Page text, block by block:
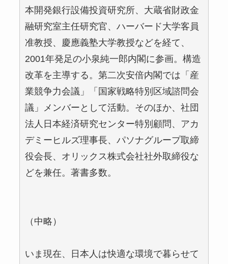
本開発銀行設備投資研究所、大蔵省財政金
融研究室主任研究官、ハーバード大学客員
准教授、慶應義塾大学教授などを経て、
2001年発足の小泉純一郎内閣に参画。構造
改革を主導する。第二次安倍内閣では「産
業競争力会議」「国家戦略特別区域諮問会
議」メンバーとして活動。そのほか、社団
法人日本経済研究センター特別顧問、アカ
デミーヒルズ理事長、パソナグループ取締
役会長、オリックス株式会社社外取締役な
どを兼任。著書多数。
（中略）
いま現在、日本人は快適な環境で暮らせて